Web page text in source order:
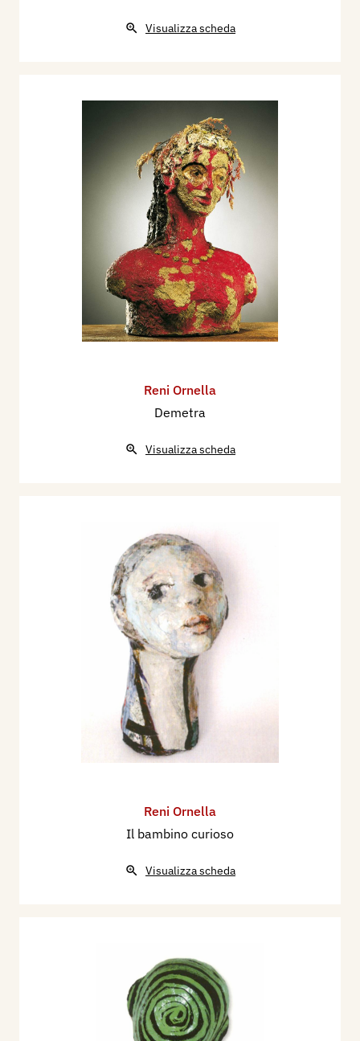
Visualizza scheda
Reni Ornella
Demetra
Visualizza scheda
Reni Ornella
Il bambino curioso
Visualizza scheda